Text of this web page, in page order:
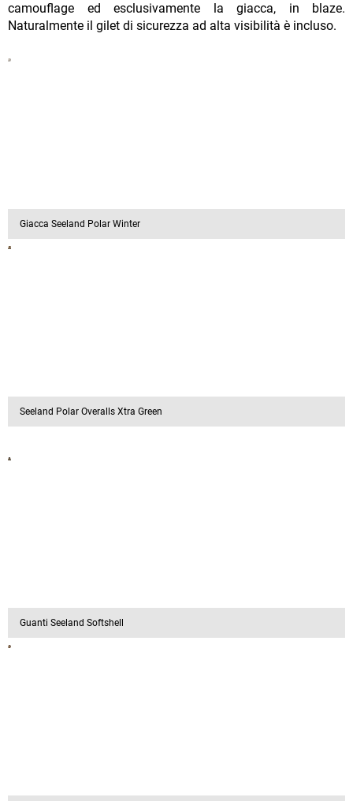
camouflage ed esclusivamente la giacca, in blaze.
Naturalmente il gilet di sicurezza ad alta visibilità è incluso.
Giacca Seeland Polar Winter
Seeland Polar Overalls Xtra Green
Guanti Seeland Softshell